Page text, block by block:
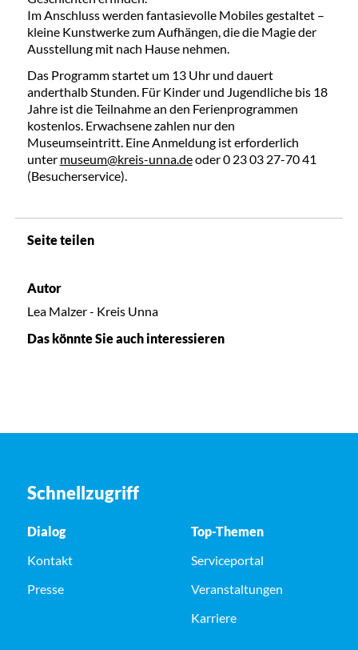
Im Anschluss werden fantasievolle Mobiles gestaltet –
kleine Kunstwerke zum Aufhängen, die die Magie der
Ausstellung mit nach Hause nehmen.
Das Programm startet um 13 Uhr und dauert
anderthalb Stunden. Für Kinder und Jugendliche bis 18
Jahre ist die Teilnahme an den Ferienprogrammen
kostenlos. Erwachsene zahlen nur den
Museumseintritt. Eine Anmeldung ist erforderlich
unter museum@kreis-unna.deoder 0 23 03 27-70 41
(Besucherservice).
Seite teilen
Autor
Lea Malzer - Kreis Unna
Das könnte Sie auch interessieren
Schnellzugriff
Dialog
Kontakt
Presse
Top-Themen
Serviceportal
Veranstaltungen
Karriere